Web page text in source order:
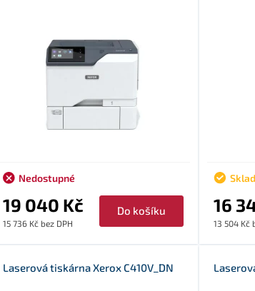
Nedostupné
19 040 Kč
15 736 Kč bez DPH
Do košíku 16
13 504 Kč
Laserová tiskárna Xerox C410V_DN